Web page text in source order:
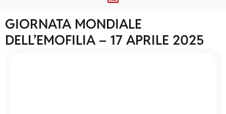
GIORNATA MONDIALE
DELL’EMOFILIA – 17 APRILE 2025